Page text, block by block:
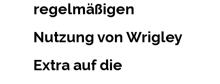
regelmäßigen
Nutzung von Wrigley
Extra auf die